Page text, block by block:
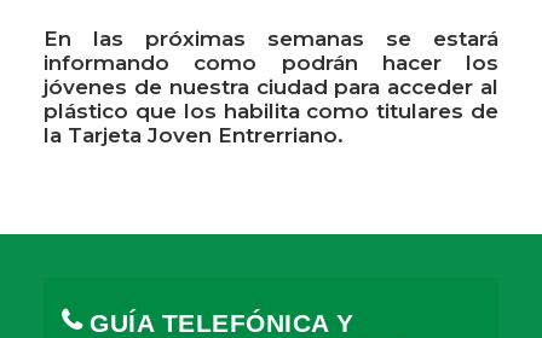
En las próximas semanas se estará
informando como podrán hacer los
jóvenes de nuestra ciudad para acceder al
plástico que los habilita como titulares de
la Tarjeta Joven Entrerriano.
GUÍA TELEFÓNICA Y